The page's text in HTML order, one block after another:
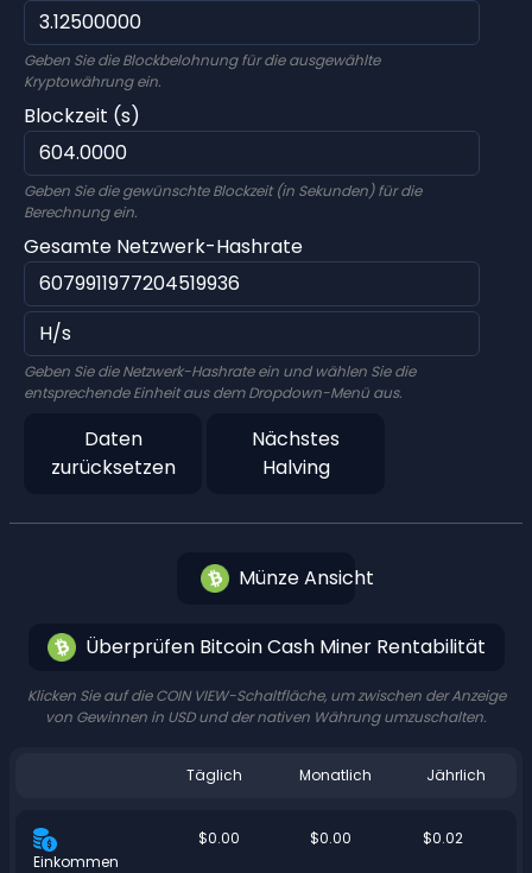
Geben Sie die Blockbelohnung für die ausgewählte
Kryptowährung ein.
Blockzeit (s)
Geben Sie die gewünschte Blockzeit (in Sekunden) für die
Berechnung ein.
Gesamte Netzwerk-Hashrate
Geben Sie die Netzwerk-Hashrate ein und wählen Sie die
entsprechende Einheit aus dem Dropdown-Menü aus.
Daten
zurücksetzen
Nächstes
Halving
Münze Ansicht
Überprüfen Bitcoin Cash Miner Rentabilität
Klicken Sie auf die COIN VIEW-Schaltfläche, um zwischen der Anzeige
von Gewinnen in USD und der nativen Währung umzuschalten.
Täglich Monatlich Jährlich
Einkommen
$0.00 $0.00 $0.02